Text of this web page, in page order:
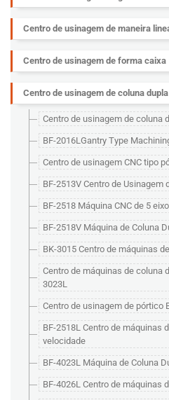
Centro de usinagem de maneira
Centro de usinagem de forma caixa
Centro de usinagem de coluna dupla
Centro de usinagem de coluna
BF-2016LGantry Type
Centro de usinagem CNC tipo
BF-2513V Centro de Usinagem
BF-2518 Máquina CNC de 5
BF-2518V Máquina de Coluna
BK-3015 Centro de máquinas
Centro de máquinas de coluna
3023L
Centro de usinagem de pórtico
BF-2518L Centro de máquinas
velocidade
BF-4023L Máquina de Coluna
BF-4026L Centro de máquinas